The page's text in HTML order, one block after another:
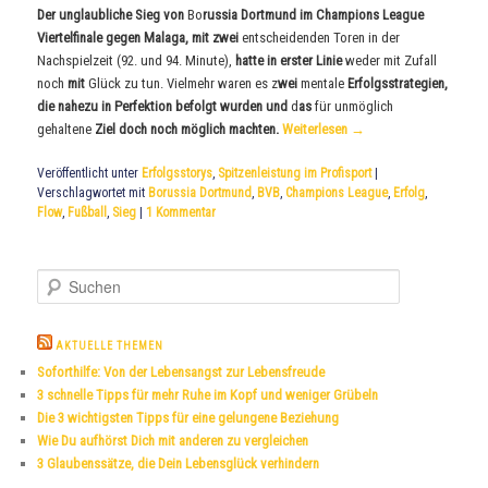
Der unglaubliche Sieg von Borussia Dortmund im Champions League
Viertelfinale gegen Malaga, mit zwei entscheidenden Toren in der
Nachspielzeit (92. und 94. Minute), hattein erster Linieweder mit Zufall
nochmitGlück zu tun. Vielmehr waren es zweimentale Erfolgsstrategien,
die nahezu in Perfektion befolgt wurden undd as für unmöglich
gehaltene Ziel doch noch möglich machten.Weiterlesen →
Veröffentlicht unter Erfolgsstorys, Spitzenleistung im Profisport
Verschlagwortet mit Borussia Dortmund, BVB,Champions League, Erfolg,
Flow, Fußball, Sieg |1 Kommentar
h
n
AKTUELLE THEMEN
Soforthilfe: Von der Lebensangst zur Lebensfreude
3 schnelle Tipps für mehr Ruhe im Kopf und weniger Grübeln
Die 3 wichtigsten Tipps für eine gelungene Beziehung
Wie Du aufhörst Dich mit anderen zu vergleichen
3 Glaubenssätze, die Dein Lebensglück verhindern